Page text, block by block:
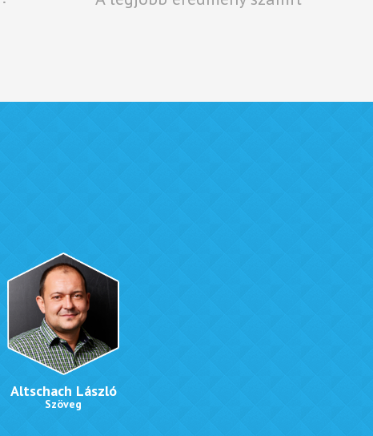
Altschach László
Szöveg